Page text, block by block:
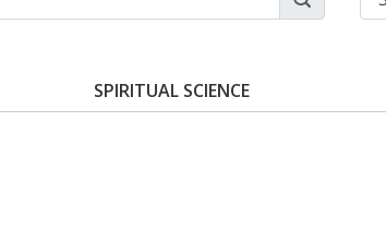
SPIRITUAL SCIENCE